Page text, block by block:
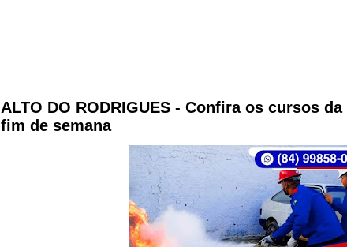
ALTO DO RODRIGUES - Confira os cursos da
fim de semana